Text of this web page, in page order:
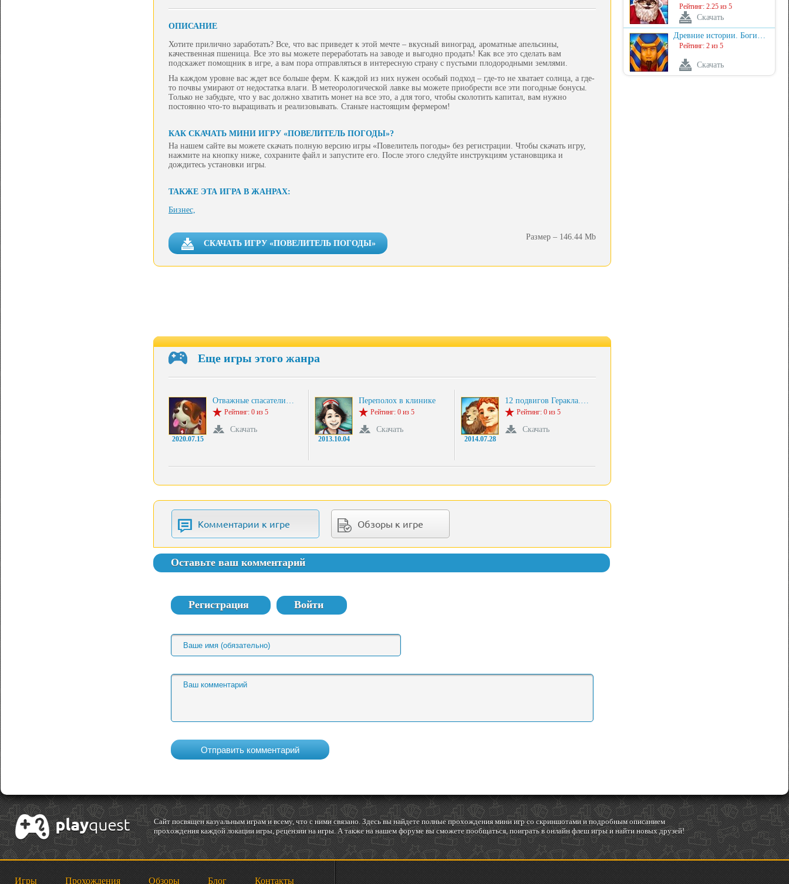
ОПИСАНИЕ
Хотите прилично заработать? Все, что вас приведет к этой мечте – вкусный виноград, ароматные апельсины,
качественная пшеница. Все это вы можете переработать на заводе и выгодно продать! Как все это сделать вам
подскажет помощник в игре, а вам пора отправляться в интересную страну с пустыми плодородными землями.
На каждом уровне вас ждет все больше ферм. К каждой из них нужен особый подход – где-то не хватает солнца, а где-
то почвы умирают от недостатка влаги. В метеорологической лавке вы можете приобрести все эти погодные бонусы.
Только не забудьте, что у вас должно хватить монет на все это, а для того, чтобы сколотить капитал, вам нужно
постоянно что-то выращивать и реализовывать. Станьте настоящим фермером!
КАК СКАЧАТЬ МИНИ ИГРУ «ПОВЕЛИТЕЛЬ ПОГОДЫ»?
На нашем сайте вы можете скачать полную версию игры «Повелитель погоды» без регистрации. Чтобы скачать игру,
нажмите на кнопку ниже, сохраните файл и запустите его. После этого следуйте инструкциям установщика и
дождитесь установки игры.
ТАКЖЕ ЭТА ИГРА В ЖАНРАХ:
Бизнес,
СКАЧАТЬ ИГРУ «ПОВЕЛИТЕЛЬ ПОГОДЫ»
Размер – 146.44 Mb
Еще игры этого жанра
2020.07.15
Отважные спасатели…
Рейтинг: 0 из 5
Скачать
2013.10.04
Переполох в клинике
Рейтинг: 0 из 5
Скачать
2014.07.28
12 подвигов Геракла.…
Рейтинг: 0 из 5
Скачать
Комментарии к игре Обзоры к игре
Оставьте ваш комментарий
Регистрация Войти
Рейтинг: 2.25 из 5
Скачать
Древние истории. Боги…
Рейтинг: 2 из 5
Скачать
Cайт посвящен казуальным играм и всему, что с ними связано. Здесь вы найдете полные прохождения мини игр со скриншотами и подробным описанием
прохождения каждой локации игры, рецензии на игры. А также на нашем форуме вы сможете пообщаться, поиграть в онлайн флеш игры и найти новых друзей!
Игры Прохождения Обзоры Блог Контакты